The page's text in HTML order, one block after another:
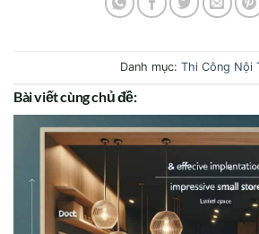
Danh mục: Thi Công Nội
Bài viết cùng chủ đề: